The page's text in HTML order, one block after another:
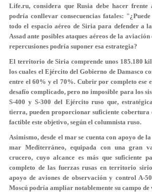
Life.ru, considera que Rusia debe hacer
podría conllevar consecuencias fatales:
todo el espacio aéreo de Siria para defender a
Assad ante posibles ataques aéreos de la
repercusiones podría suponer esa estrategia?
El territorio de Siria comprende unos 185.180
los cuales el Ejército del Gobierno de Damasco
entre el 60% y el 70%. Cubrir por completo ese
desafío complicado, pero no imposible para los
S-400 y S-300 del Ejército ruso que,
tierra, pueden proporcionar suficiente cobertura
factible este objetivo, según el columnista ruso.
Asimismo, desde el mar se cuenta con apoyo de
mar Mediterráneo, equipada con una gran
crucero, cuyo alcance es más que suficiente
completo de las fuerzas rusas en territorio
apoyo de aviones de observación y control A-
Moscú podría ampliar notablemente su campo